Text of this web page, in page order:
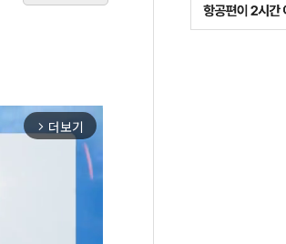
arrow_forward_ios 더보기